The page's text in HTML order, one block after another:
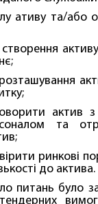
ативу та/або
створення
актив
та
ринкові
до актива.
питань було